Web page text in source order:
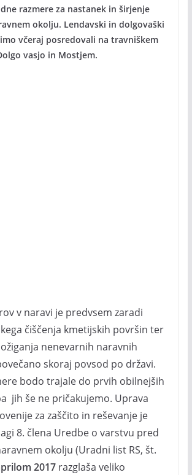
razmere za nastanek in širjenje
okolju. Lendavski in dolgovaški
včeraj posredovali na travniškem
vasjo in Mostjem.
v naravi je predvsem zaradi
čiščenja kmetijskih površin ter
nenevarnih naravnih
skoraj povsod po državi.
bodo trajale do prvih obilnejših
jih še ne pričakujemo. Uprava
za zaščito in reševanje je
8. člena Uredbe o varstvu pred
okolju (Uradni list RS, št.
2017razglaša veliko